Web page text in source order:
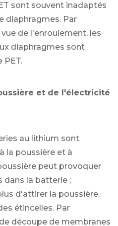
sont souvent inadaptés
diaphragmes. Par
de l'enroulement, les
diaphragmes sont
PET.
et de l'électricité
au lithium sont
la poussière et à
peut provoquer
dans la batterie ;
d'attirer la poussière,
étincelles. Par
découpe de membranes